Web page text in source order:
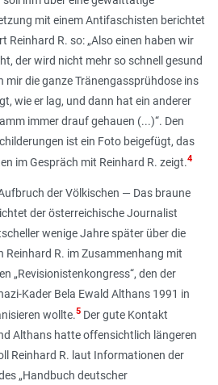
mit einem Antifaschisten berichtet
Reinhard R. so: „Also einen haben wir
der wird nicht mehr so schnell gesund
mir die ganze Tränengassprühdose ins
wie er lag, und dann hat ein anderer
immer drauf gehauen (...)“. Den
ist ein Foto beigefügt, das
im Gespräch mit Reinhard R. zeigt.4
der Völkischen — Das braune
der österreichische Journalist
wenige Jahre später über die
Reinhard R. im Zusammenhang mit
„Revisionistenkongress“, den der
Kader Bela Ewald Althans 1991 in
wollte.5Der gute Kontakt
Althans hatte offensichtlich längeren
Reinhard R. laut Informationen der
„Handbuch deutscher